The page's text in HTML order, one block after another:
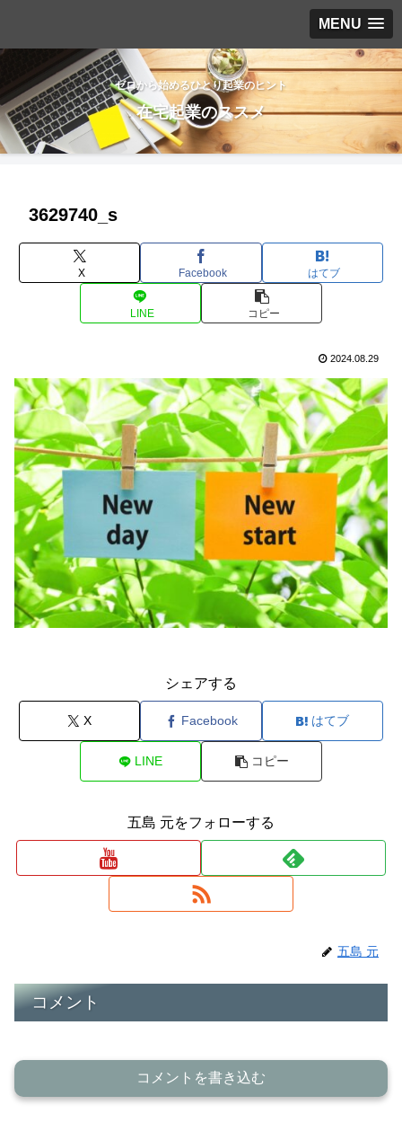
MENU
ゼロから始めるひとり起業のヒント
在宅起業のススメ
3629740_s
X Facebook はてブ
LINE コピー
2024.08.29
シェアする
X Facebook はてブ
LINE コピー
五島 元をフォローする
五島 元
コメント
コメントを書き込む